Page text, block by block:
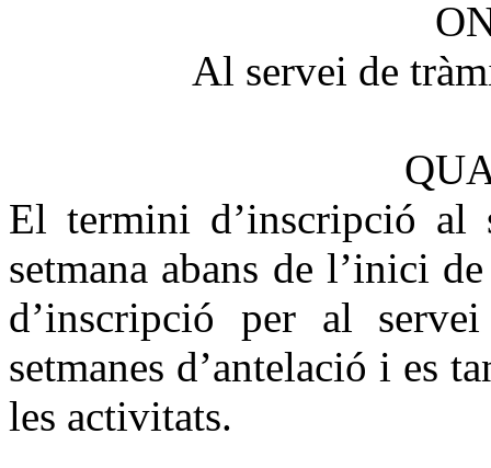
Al servei de
El termini d’inscripció al
setmana abans de l’inici
d’inscripció per al
setmanes d’antelació i es
les activitats.